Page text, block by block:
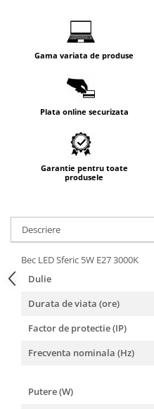
Gama variata de produse
Plata online securizata
Garantie pentru toate
produsele
Descriere
Bec LED Sferic 5W E27 3000K
Dulie
Durata de viata (ore)
Factor de protectie (IP)
Frecventa nominala (Hz)
Putere (W)